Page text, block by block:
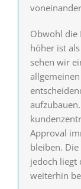
Obwohl die
höher ist
sehen wir
Approval
bleiben.
jedoch liegt
weiterhin